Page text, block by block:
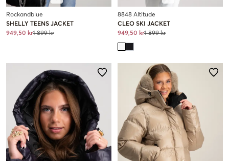
Rockandblue
SHELLY TEENS JACKET
949,50 kr1 899 kr
8848 Altitude
CLEO SKI JACKET
949,50 kr1 899 kr